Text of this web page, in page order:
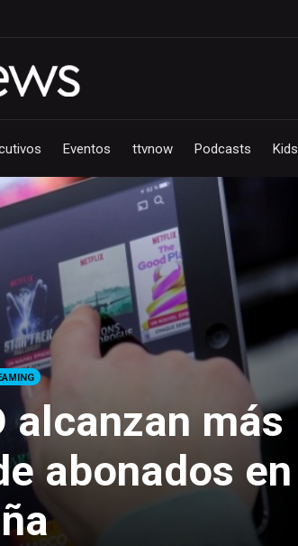
Eventos ttvnow Podcasts Kids
alcanzan más
abonados en